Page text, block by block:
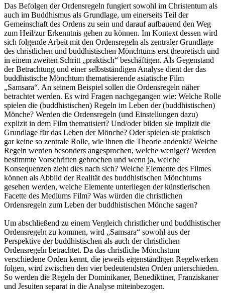
Das Befolgen der Ordensregeln fungiert sowohl im Christentum als
auch im Buddhismus als Grundlage, um einerseits Teil der
Gemeinschaft des Ordens zu sein und darauf aufbauend den Weg
zum Heil/zur Erkenntnis gehen zu können. Im Kontext dessen wird
sich folgende Arbeit mit den Ordensregeln als zentraler Grundlage
des christlichen und buddhistischen Mönchtums erst theoretisch und
in einem zweiten Schritt „praktisch“ beschäftigen. Als Gegenstand
der Betrachtung und einer selbstständigen Analyse dient der das
buddhistische Mönchtum thematisierende asiatische Film
„Samsara“. An seinem Beispiel sollen die Ordensregeln näher
betrachtet werden. Es wird Fragen nachgegangen wie: Welche Rolle
spielen die (buddhistischen) Regeln im Leben der (buddhistischen)
Mönche? Werden die Ordensregeln (und Einstellungen dazu)
explizit in dem Film thematisiert? Und/oder bilden sie implizit die
Grundlage für das Leben der Mönche? Oder spielen sie praktisch
gar keine so zentrale Rolle, wie ihnen die Theorie andenkt? Welche
Regeln werden besonders angesprochen, welche weniger? Werden
bestimmte Vorschriften gebrochen und wenn ja, welche
Konsequenzen zieht dies nach sich? Welche Elemente des Filmes
können als Abbild der Realität des buddhistischen Mönchtums
gesehen werden, welche Elemente unterliegen der künstlerischen
Facette des Mediums Film? Was würden die christlichen
Ordensregeln zum Leben der buddhistischen Mönche sagen?
Um abschließend zu einem Vergleich christlicher und buddhistischer
Ordensregeln zu kommen, wird „Samsara“ sowohl aus der
Perspektive der buddhistischen als auch der christlichen
Ordensregeln betrachtet. Da das christliche Mönchstum
verschiedene Orden kennt, die jeweils eigenständigen Regelwerken
folgen, wird zwischen den vier bedeutendsten Orden unterschieden.
So werden die Regeln der Dominikaner, Benediktiner, Franziskaner
und Jesuiten separat in die Analyse miteinbezogen.